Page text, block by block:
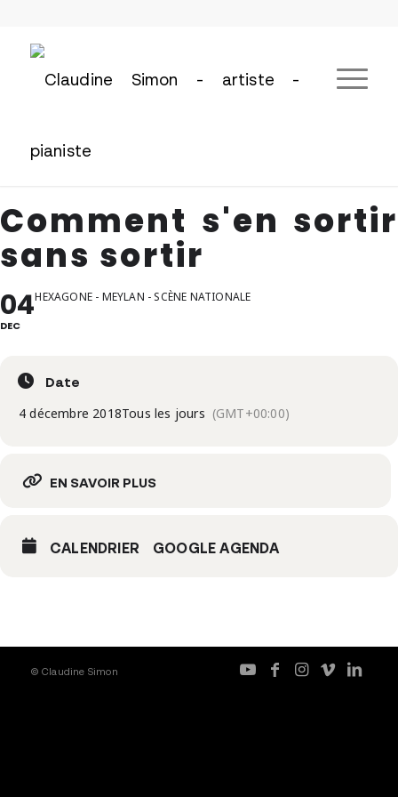
Comment s'en sortir
sans sortir
04
DEC
HEXAGONE - MEYLAN - SCÈNE NATIONALE
Date
4 décembre 2018Tous les jours (GMT+00:00)
EN SAVOIR PLUS
CALENDRIER GOOGLE AGENDA
© Claudine Simon